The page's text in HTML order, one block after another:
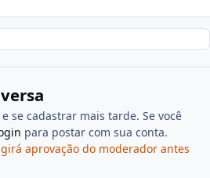
se cadastrar mais tarde. Se você
para postar com sua conta.
aprovação do moderador antes